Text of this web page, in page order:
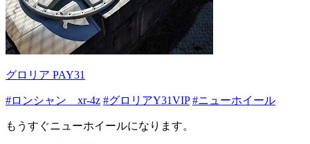
グロリア PAY31
#ロンシャン xr-4z #グロリアY31VIP #ニューホイール
もうすぐニューホイールになります。